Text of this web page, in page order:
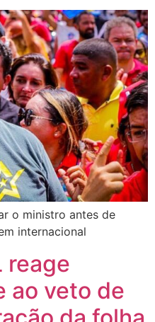
o ministro antes de
internacional
reage
ao veto de